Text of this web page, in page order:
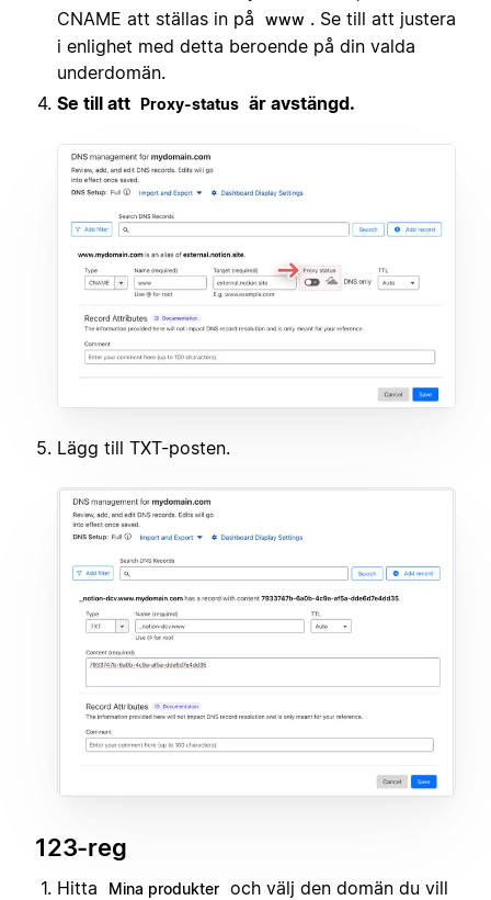
CNAME att ställas in på
www . Se till att justera
i enlighet med detta beroende på din valda
underdomän.
Se till att Proxy-status är avstängd.
Lägg till TXT-posten.
123-reg
Hitta Mina produkter och välj den domän du vill